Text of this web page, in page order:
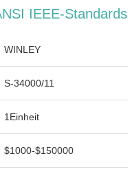
IEEE-Standards
WINLEY
S-34000/11
1Einheit
$1000-$150000